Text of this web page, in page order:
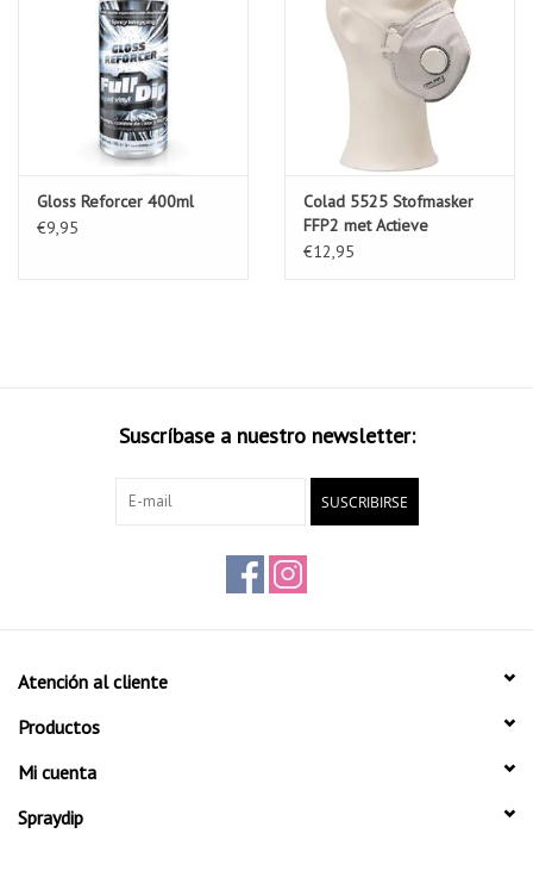
Gloss Reforcer 400ml
€9,95
Colad 5525 Stofmasker
FFP2 met Actieve
Koolstoffilter
€12,95
Suscríbase a nuestro newsletter:
SUSCRIBIRSE
Atención al cliente
Productos
Mi cuenta
Spraydip